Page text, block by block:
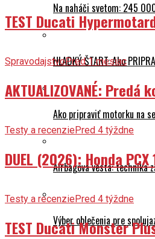
Na naháči svetom: 245
HLADKÝ ŠTART: Ako
Ako pripraviť motorku na
Airbagová vesta: technika
Výber oblečenia pre
TEST Ducati
SpravodajstvoPred 1 mesiac
AKTUALIZOVANÉ:
Testy a recenziePred 4 týždne
DUEL (2026): Honda
Testy a recenziePred 4 týždne
TEST Ducati Monster